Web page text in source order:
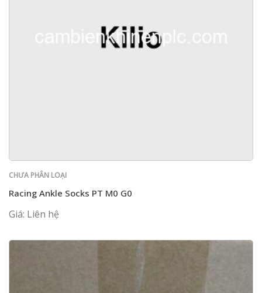
CHƯA PHÂN LOẠI
Racing Ankle Socks PT M0 G0
Giá: Liên hệ